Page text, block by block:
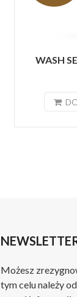
WASH
Możesz
tym celu należy